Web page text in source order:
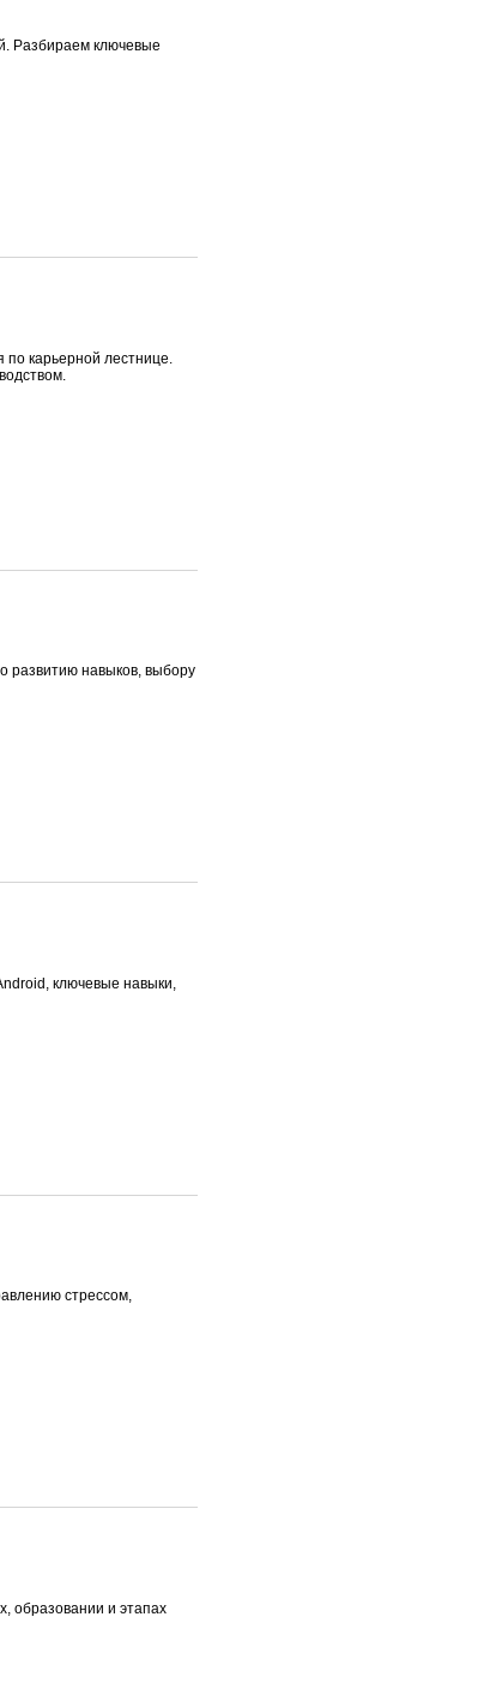
Разбираем ключевые
по карьерной лестнице.
развитию навыков, выбору
ключевые навыки,
стрессом,
образовании и этапах